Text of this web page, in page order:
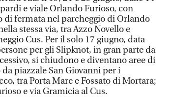
e viale Orlando Furioso, con
fermata nel parcheggio di Orlando
stessa via, tra Azzo Novello e
Cus. Per il solo 17 giugno, data
per gli Slipknot, in gran parte da
si chiudono e diventano aree di
piazzale San Giovanni per i
tra Porta Mare e Fossato di Mortara;
e via Gramicia al Cus.